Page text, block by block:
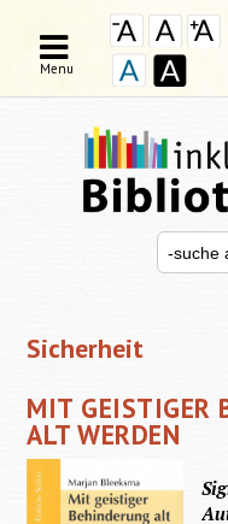
Search
Menu
Sicherheit
MIT GEISTIGER
ALT WERDEN